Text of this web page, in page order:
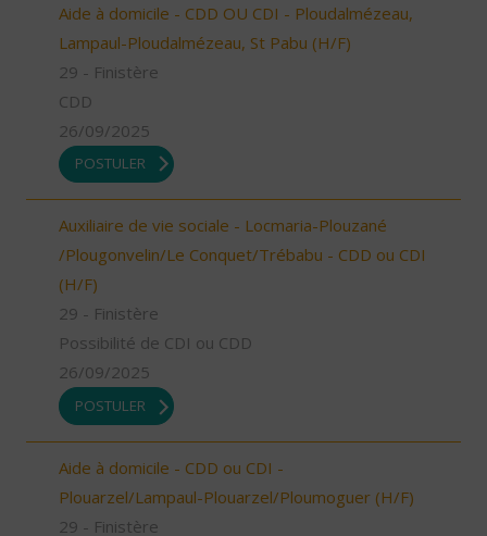
Aide à domicile - CDD OU CDI - Ploudalmézeau,
Lampaul-Ploudalmézeau, St Pabu (H/F)
29 - Finistère
CDD
26/09/2025
POSTULER
Auxiliaire de vie sociale - Locmaria-Plouzané
/Plougonvelin/Le Conquet/Trébabu - CDD ou CDI
(H/F)
29 - Finistère
Possibilité de CDI ou CDD
26/09/2025
POSTULER
Aide à domicile - CDD ou CDI -
Plouarzel/Lampaul-Plouarzel/Ploumoguer (H/F)
29 - Finistère